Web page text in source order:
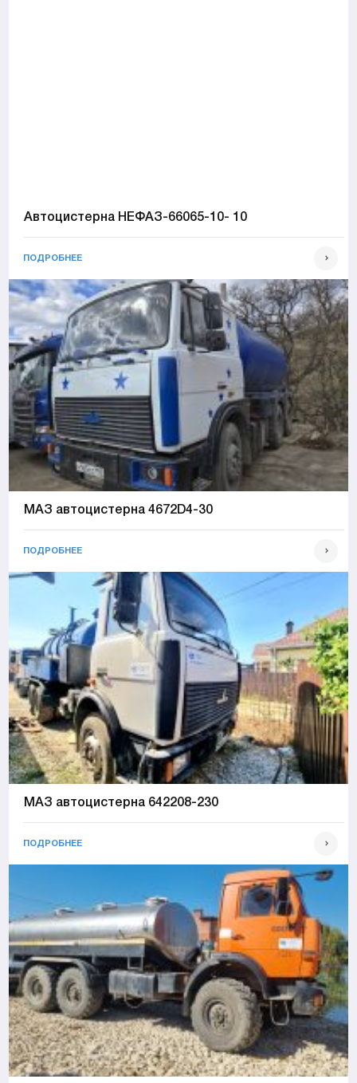
Автоцистерна НЕФАЗ-66065-10- 10
ПОДРОБНЕЕ
МАЗ автоцистерна 4672D4-30
ПОДРОБНЕЕ
МАЗ автоцистерна 642208-230
ПОДРОБНЕЕ